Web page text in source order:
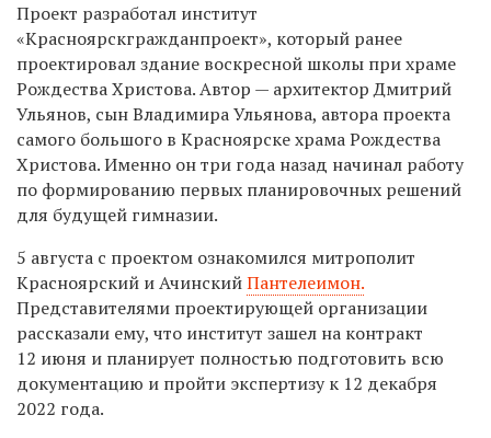
Проект разработал институт
«Красноярскгражданпроект», который ранее
проектировал здание воскресной школы при храме
Рождества Христова. Автор — архитектор Дмитрий
Ульянов, сын Владимира Ульянова, автора проекта
самого большого в Красноярске храма Рождества
Христова. Именно он три года назад начинал работу
по формированию первых планировочных решений
для будущей гимназии.
5 августа с проектом ознакомился митрополит
Красноярский и АчинскийПантелеимон.
Представителями проектирующей организации
рассказали ему, что институт зашел на контракт
12 июня и планирует полностью подготовить всю
документацию и пройти экспертизу к 12 декабря
2022 года.